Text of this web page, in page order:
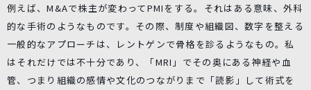
例えば、M&Aで株主が変わってPMIをする。それはある意味、外科
的な手術のようなものです。その際、制度や組織図、数字を整える
一般的なアプローチは、レントゲンで骨格を診るようなもの。私
はそれだけでは不十分であり、「MRI」でその奥にある神経や血
管、つまり組織の感情や文化のつながりまで「読影」して術式を